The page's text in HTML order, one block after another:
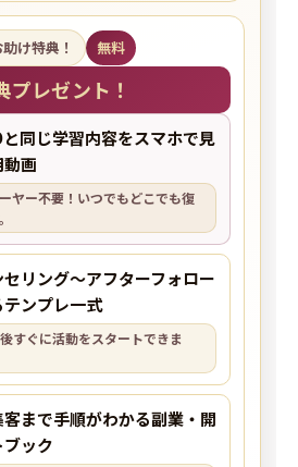
け特典！ 無料
プレゼント！
同じ学習内容をスマホで見
画
ヤー不要！いつでもどこでも復
リング〜アフターフォロー
テンプレ一式
すぐに活動をスタートできま
まで手順がわかる副業・開
ック